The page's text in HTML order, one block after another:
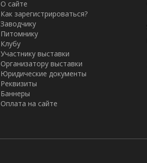
О сайте
Как зарегистрироваться?
Заводчику
Питомнику
Клубу
Участнику выставки
Организатору выставки
Юридические документы
Реквизиты
Баннеры
Оплата на сайте